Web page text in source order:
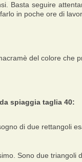
Basta seguire
farlo in poche ore di
del colore che
spiaggia taglia 40:
di due rettangoli
Sono due triangoli